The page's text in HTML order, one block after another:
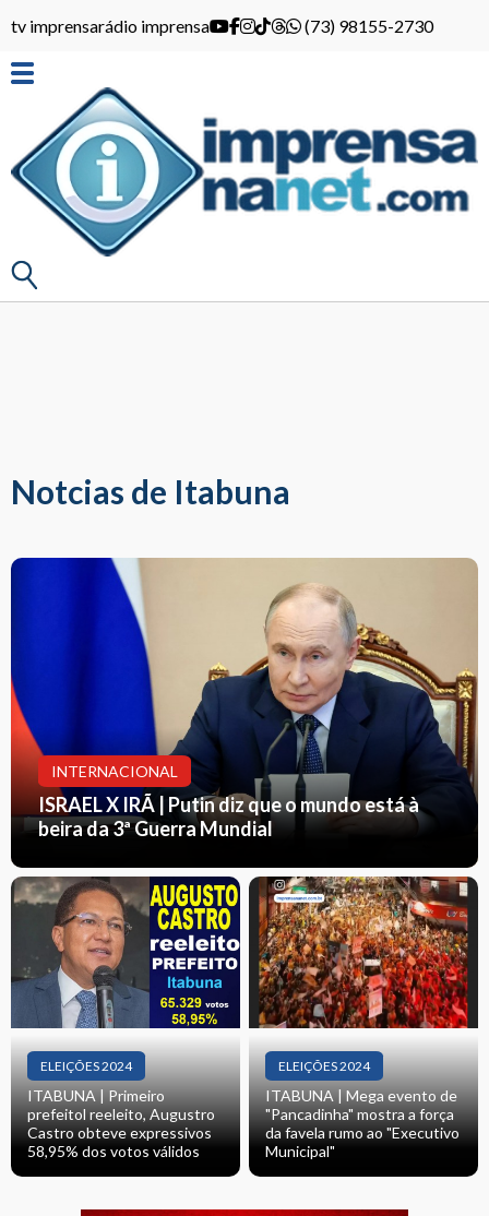
tv imprensarádio imprensa (73) 98155-2730
Notcias de Itabuna
INTERNACIONAL
ISRAEL X IRÃ | Putin diz que o mundo está à
beira da 3ª Guerra Mundial
ELEIÇÕES 2024
ITABUNA | Primeiro
prefeitol reeleito, Augustro
Castro obteve expressivos
58,95% dos votos válidos
ELEIÇÕES 2024
ITABUNA | Mega evento de
"Pancadinha" mostra a força
da favela rumo ao "Executivo
Municipal"